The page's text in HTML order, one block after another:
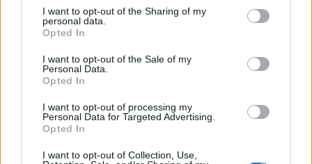
not limited to your visit or usage behaviour. You may click to
grant or deny consent to Google and its third-party tags to
use your data for below specified purposes in below Google
consent section.
I want to opt-out of the Sharing of my
personal data.
Opted In
I want to opt-out of the Sale of my
Personal Data.
Opted In
I want to opt-out of processing my
Personal Data for Targeted Advertising.
Opted In
I want to opt-out of Collection, Use,